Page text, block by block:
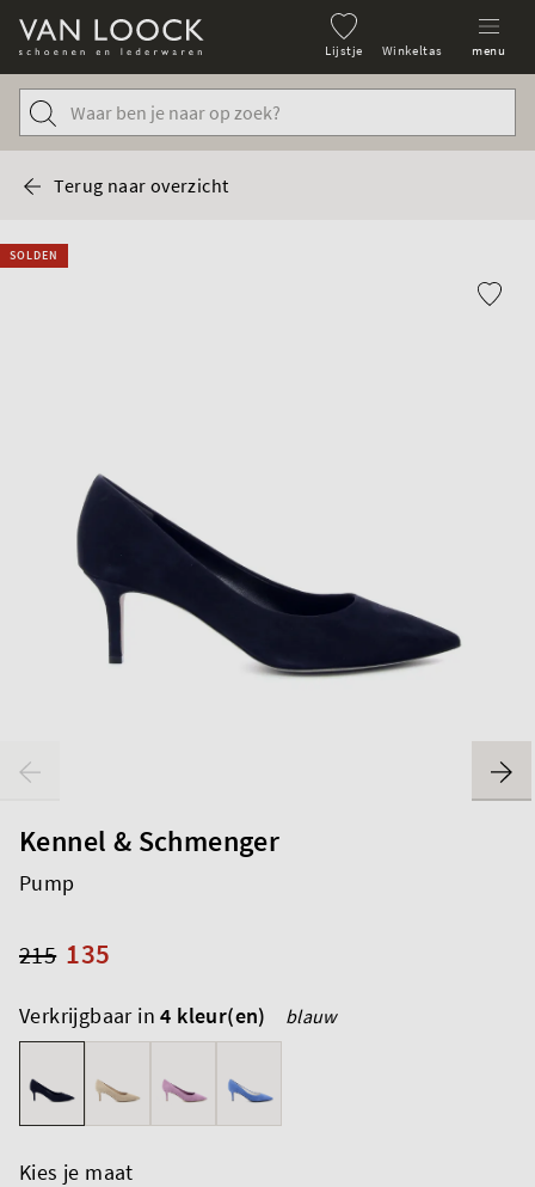
Lijstje Winkeltas menu
Terug naar overzicht
SOLDEN
Kennel & Schmenger
Pump
135
215
Verkrijgbaar in4 kleur(en) blauw
Kies je maat